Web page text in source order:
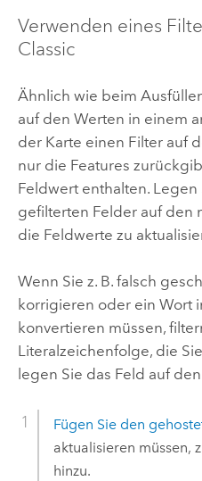
Verwenden eines
Classic
Ähnlich wie beim
auf den Werten in einem
der Karte einen Filter auf
nur die Features
Feldwert enthalten. Legen
gefilterten Felder auf den
die Feldwerte zu
Wenn Sie z. B. falsch
korrigieren oder ein Wort
konvertieren müssen,
Literalzeichenfolge, die
legen Sie das Feld auf
Fügen Sie den
aktualisieren müssen,
hinzu.